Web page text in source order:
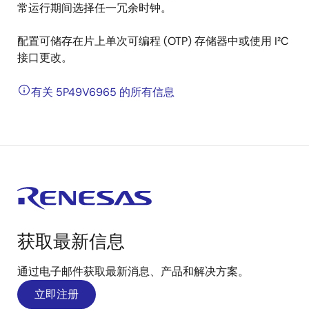
常运行期间选择任一冗余时钟。
配置可储存在片上单次可编程 (OTP) 存储器中或使用 I²C
接口更改。
有关 5P49V6965 的所有信息
获取最新信息
通过电子邮件获取最新消息、产品和解决方案。
立即注册